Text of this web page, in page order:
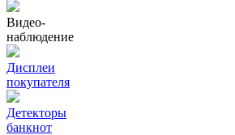
Видео‑
наблюдение
Дисплеи
покупателя
Детекторы
банкнот